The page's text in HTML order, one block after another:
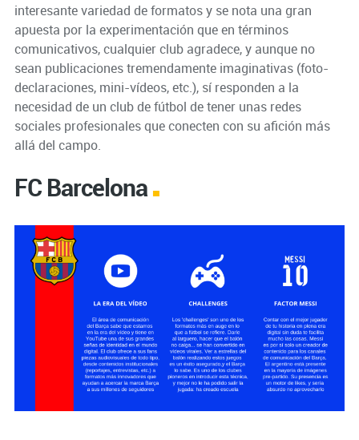
interesante variedad de formatos y se nota una gran
apuesta por la experimentación que en términos
comunicativos, cualquier club agradece, y aunque no
sean publicaciones tremendamente imaginativas (foto-
declaraciones, mini-vídeos, etc.), sí responden a la
necesidad de un club de fútbol de tener unas redes
sociales profesionales que conecten con su afición más
allá del campo.
FC Barcelona